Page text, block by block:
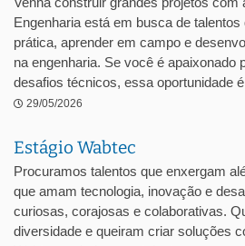
Engenharia está em busca de
prática, aprender em campo e
na engenharia. Se você é apaixonado
desafios técnicos, essa oportunidade
29/05/2026
Estágio Wabtec
Procuramos talentos que enxergam
que amam tecnologia, inovação e
curiosas, corajosas e colaborativas.
diversidade e queiram criar soluções